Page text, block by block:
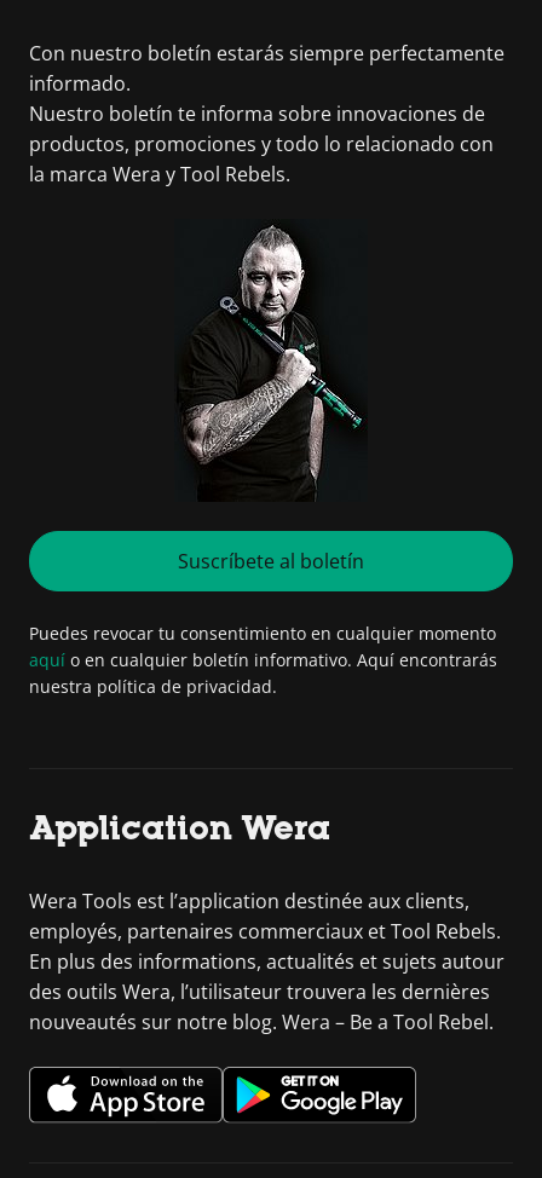
Con nuestro boletín estarás siempre perfectamente
informado.
Nuestro boletín te informa sobre innovaciones de
productos, promociones y todo lo relacionado con
la marca Wera y Tool Rebels.
Suscríbete al boletín
Puedes revocar tu consentimiento en cualquier momento
aquí o en cualquier boletín informativo. Aquí encontrarás
nuestra política de privacidad.
Application Wera
Wera Tools est l’application destinée aux clients,
employés, partenaires commerciaux et Tool Rebels.
En plus des informations, actualités et sujets autour
des outils Wera, l’utilisateur trouvera les dernières
nouveautés sur notre blog. Wera – Be a Tool Rebel.